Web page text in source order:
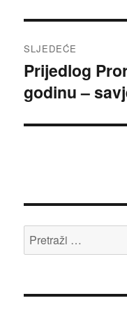
SLJEDEĆE
Sljedeća
objava:
Prijedlog
godinu –
Pretraži: